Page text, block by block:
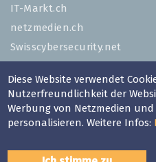
IT-Markt.ch
netzmedien.ch
Swisscybersecurity.net
© NETZMEDIEN AG 2026
Impressum
Datenschutzerklärung
Diese Website verwendet
Nutzerfreundlichkeit der
Werbung von Netzmedien
personalisieren. Weitere Infos: